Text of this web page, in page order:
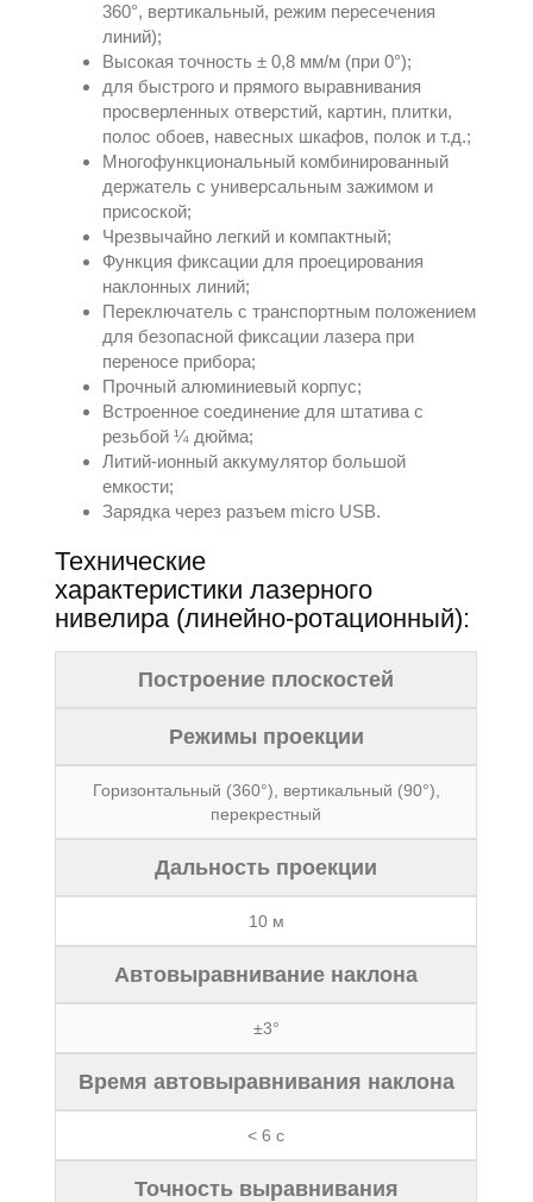
360°, вертикальный, режим пересечения
линий);
Высокая точность ± 0,8 мм/м (при 0°);
для быстрого и прямого выравнивания
просверленных отверстий, картин, плитки,
полос обоев, навесных шкафов, полок и т.д.;
Многофункциональный комбинированный
держатель с универсальным зажимом и
присоской;
Чрезвычайно легкий и компактный;
Функция фиксации для проецирования
наклонных линий;
Переключатель с транспортным положением
для безопасной фиксации лазера при
переносе прибора;
Прочный алюминиевый корпус;
Встроенное соединение для штатива с
резьбой ¼ дюйма;
Литий-ионный аккумулятор большой
емкости;
Зарядка через разъем micro USB.
Технические
характеристики лазерного
нивелира (линейно-ротационный):
Построение плоскостей
Режимы проекции
Горизонтальный (360°), вертикальный (90°),
перекрестный
Дальность проекции
10 м
Автовыравнивание наклона
±3°
Время автовыравнивания наклона
< 6 с
Точность выравнивания